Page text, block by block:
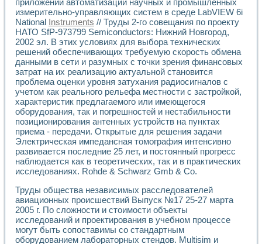
приложений автоматизации научных и промышленных
измерительно-управляющих систем в среде LabVIEW 6i
National Instruments // Труды 2-го совещания по проекту
НАТО SfP-973799 Semiconductors: Нижний Новгород,
2002 эл. В этих условиях для выбора технических
решений обеспечивающих требуемую скорость обмена
данными в сети и разумных с точки зрения финансовых
затрат на их реализацию актуальной становится
проблема оценки уровня затухания радиосигналов с
учетом как реального рельефа местности с застройкой,
характеристик предлагаемого или имеющегося
оборудования, так и погрешностей и нестабильности
позиционирования антенных устройств на пунктах
приема - передачи. Открытые для решения задачи
Электрическая импедансная томография интенсивно
развивается последние 25 лет, и постоянный прогресс
наблюдается как в теоретических, так и в практических
исследованиях. Rohde & Schwarz Gmb & Co.
Труды общества независимых расследователей
авиационных происшествий Выпуск №17 25-27 марта
2005 г. По сложности и стоимости объекты
исследований и проектирования в учебном процессе
могут быть сопоставимы со стандартным
оборудованием лабораторных стендов. Multisim и